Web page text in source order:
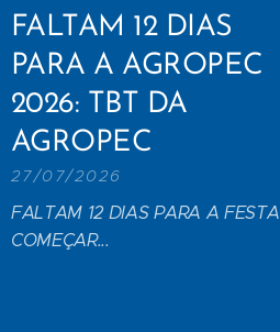
FALTAM 12 DIAS
PARA A AGROPEC
2026: TBT DA
AGROPEC
27/07/2026
FALTAM 12 DIAS PARA A FESTA
COMEÇAR...